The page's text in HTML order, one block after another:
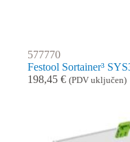
577770
Festool Sortainer³
198,45 € (PDV uključen)